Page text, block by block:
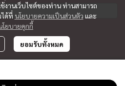
งานเว็บไซต์ของท่าน ท่านสามารถ
ได้ที่ นโยบายความเป็นส่วนตัว และ
โยบายคุกกี้
ยอมรับทั้งหมด
Reserved | Powered by MWE